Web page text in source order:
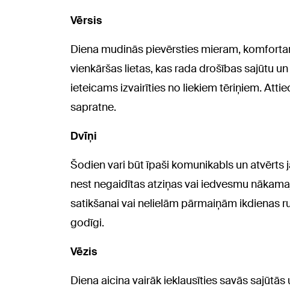
Vērsis
Diena mudinās pievērsties mieram,
vienkāršas lietas, kas rada drošības sajūtu
ieteicams izvairīties no liekiem tēriņiem.
sapratne.
Dvīņi
Šodien vari būt īpaši komunikabls un
nest negaidītas atziņas vai iedvesmu
satikšanai vai nelielām pārmaiņām ikdienas
godīgi.
Vēzis
Diena aicina vairāk ieklausīties savās